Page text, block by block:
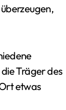
Träger des
etwas